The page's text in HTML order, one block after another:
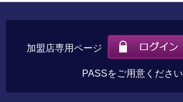
加盟店専用ページ
PASSをご用意ください